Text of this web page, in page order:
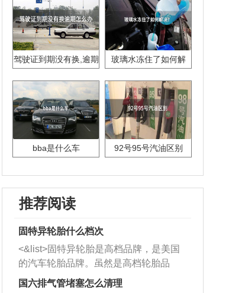
驾驶证到期没有换,逾期
玻璃水冻住了如何解
bba是什么车 92号95号汽油区别
推荐阅读
固特异轮胎什么档次
<&list>固特异轮胎是高档品牌，是美国
的汽车轮胎品牌。虽然是高档轮胎品
牌，但是中高低端的轮胎都有生产，这
国六排气管堵塞怎么清理